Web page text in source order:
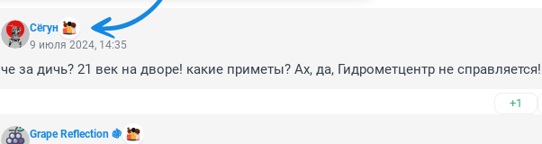
Сёгун
9 июля 2024, 14:35
че за дичь? 21 век на дворе! какие приметы? Ах, да, Гидрометцентр не справляется!
+1
Grape Reflection 🍇